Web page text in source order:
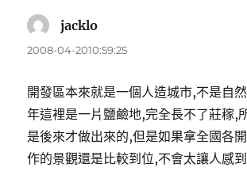
jacklo
示:
2008-04-2010:59:25
開發區本來就是一個人造城市,不是自
年這裡是一片鹽鹼地,完全長不了莊稼,
是後來才做出來的,但是如果拿全國各
作的景觀還是比較到位,不會太讓人感